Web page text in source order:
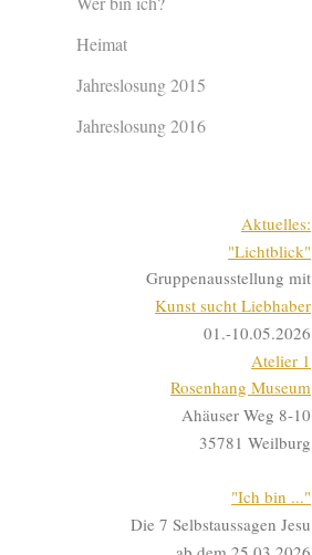
Heimat
Jahreslosung 2015
Jahreslosung 2016
Aktuelles:
"Lichtblick"
Gruppenausstellung mit
Kunst sucht Liebhaber
01.-10.05.2026
Atelier 1
Rosenhang Museum
Ahäuser Weg 8-10
35781 Weilburg
"Ich bin ..."
Die 7 Selbstaussagen Jesu